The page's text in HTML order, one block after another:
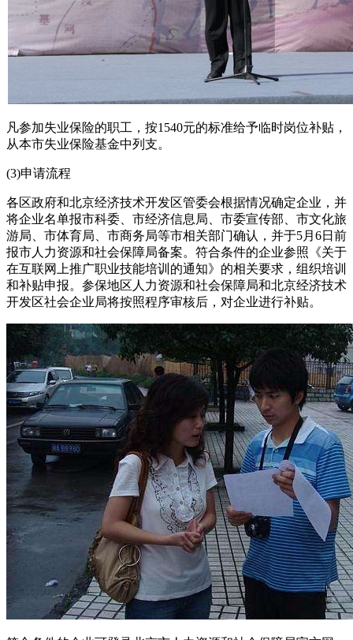
凡参加失业保险的职工，按1540元的标准给予临时岗位补贴，
从本市失业保险基金中列支。
(3)申请流程
各区政府和北京经济技术开发区管委会根据情况确定企业，并
将企业名单报市科委、市经济信息局、市委宣传部、市文化旅
游局、市体育局、市商务局等市相关部门确认，并于5月6日前
报市人力资源和社会保障局备案。符合条件的企业参照《关于
在互联网上推广职业技能培训的通知》的相关要求，组织培训
和补贴申报。参保地区人力资源和社会保障局和北京经济技术
开发区社会企业局将按照程序审核后，对企业进行补贴。